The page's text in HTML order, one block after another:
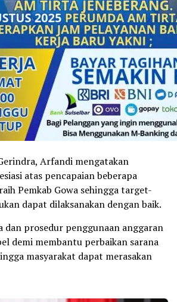
Arfandi mengatakan
atas pencapaian beberapa
Pemkab Gowa sehingga target-
dapat dilaksanakan dengan baik.
prosedur penggunaan anggaran
demi membantu perbaikan sarana
masyarakat dapat merasakan